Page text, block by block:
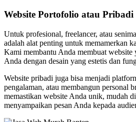
Website Portofolio atau Pribadi
Untuk profesional, freelancer, atau
adalah alat penting untuk memamerkan
Kami membantu Anda membuat website
Anda dengan desain yang estetis dan
Website pribadi juga bisa menjadi
pengalaman, atau membangun personal
memastikan website Anda unik, mudah
menyampaikan pesan Anda kepada